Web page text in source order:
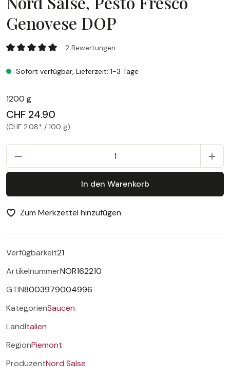
Genovese DOP
Nord Salse, Pesto Fresco Genovese DOP
2 Bewertungen
Sofort verfügbar, Lieferzeit: 1-3 Tage
1200 g
CHF 24.90
(CHF 2.08* / 100 g)
In den Warenkorb
Zum Merkzettel hinzufügen
Verfügbarkeit21
ArtikelnummerNOR162210
GTIN8003979004996
KategorienSaucen
LandItalien
RegionPiemont
ProduzentNord Salse